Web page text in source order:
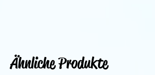
Ähnliche Produkte